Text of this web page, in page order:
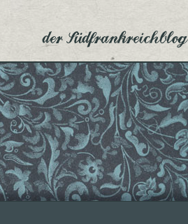
der Südfrankreichblog